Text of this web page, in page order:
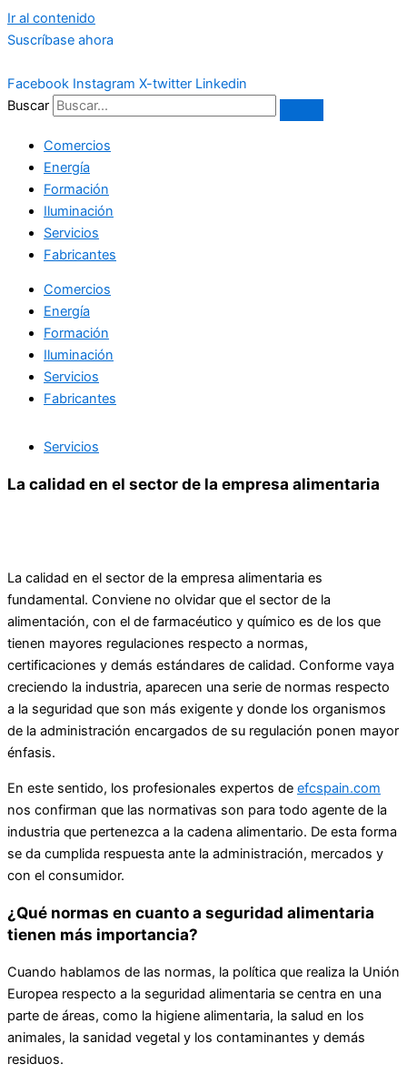
Ir al contenido
Suscríbase ahora
Facebook Instagram X-twitter Linkedin
Buscar
Comercios
Energía
Formación
Iluminación
Servicios
Fabricantes
Comercios
Energía
Formación
Iluminación
Servicios
Fabricantes
Servicios
La calidad en el sector de la empresa alimentaria
La calidad en el sector de la empresa alimentaria es
fundamental. Conviene no olvidar que el sector de la
alimentación, con el de farmacéutico y químico es de los que
tienen mayores regulaciones respecto a normas,
certificaciones y demás estándares de calidad. Conforme vaya
creciendo la industria, aparecen una serie de normas respecto
a la seguridad que son más exigente y donde los organismos
de la administración encargados de su regulación ponen mayor
énfasis.
En este sentido, los profesionales expertos de efcspain.com
nos confirman que las normativas son para todo agente de la
industria que pertenezca a la cadena alimentario. De esta forma
se da cumplida respuesta ante la administración, mercados y
con el consumidor.
¿Qué normas en cuanto a seguridad alimentaria
tienen más importancia?
Cuando hablamos de las normas, la política que realiza la Unión
Europea respecto a la seguridad alimentaria se centra en una
parte de áreas, como la higiene alimentaria, la salud en los
animales, la sanidad vegetal y los contaminantes y demás
residuos.